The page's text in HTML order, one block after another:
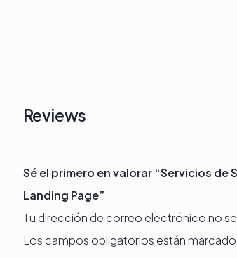
Reviews
Sé el primero en valorar “Servicios de
Landing Page”
Tu dirección de correo electrónico no
Los campos obligatorios están